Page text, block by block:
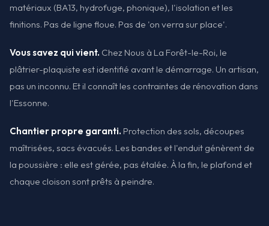
matériaux (BA13, hydrofuge, phonique), l'isolation et les
finitions. Pas de ligne floue. Pas de 'on verra sur place'.
Vous savez qui vient. Chez Nous à La Forêt-le-Roi, le
plâtrier-plaquiste est identifié avant le démarrage. Un artisan,
pas un inconnu. Et il connaît les contraintes de rénovation dans
l'Essonne.
Chantier propre garanti. Protection des sols, découpes
maîtrisées, sacs évacués. Les bandes et l'enduit génèrent de
la poussière : elle est gérée, pas étalée. À la fin, le plafond et
chaque cloison sont prêts à peindre.